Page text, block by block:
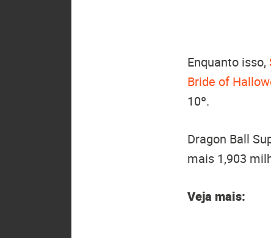
Enquanto isso,
Bride of
10º.
Dragon Ball
mais 1,903
Veja mais: